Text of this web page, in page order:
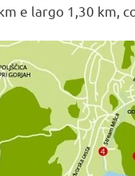
e largo 1,30 km,